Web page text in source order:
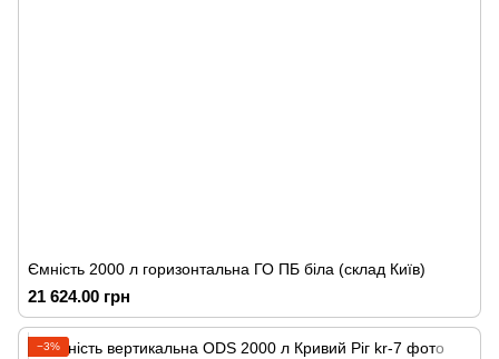
Ємність 2000 л горизонтальна ГО ПБ біла (склад Київ)
21 624.00 грн
−3%